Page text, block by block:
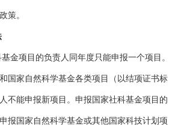
策。
项目的负责人同年度只能申报一个项目。
国家自然科学基金各类项目（以结项证书标
不能申报新项目。申报国家社科基金项目的
报国家自然科学基金或其他国家科技计划项